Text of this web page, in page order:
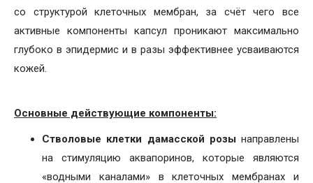
со структурой клеточных мембран, за счёт чего все
активные компоненты капсул проникают максимально
глубоко в эпидермис и в разы эффективнее усваиваются
кожей.
Основные действующие компоненты:
Стволовые клетки дамасской розы направлены
на стимуляцию аквапоринов, которые являются
«водными каналами» в клеточных мембранах и